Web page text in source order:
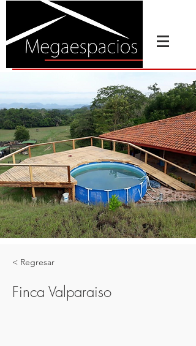
< Regresar
Finca Valparaiso